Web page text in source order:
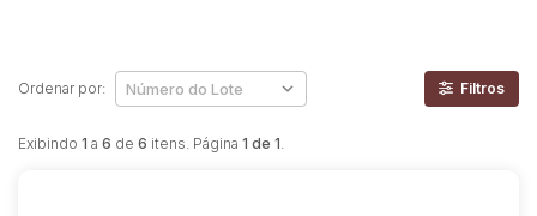
Exibindo 1 a 6 de 6 itens. Página 1 de 1.
Ordenar por: Filtros